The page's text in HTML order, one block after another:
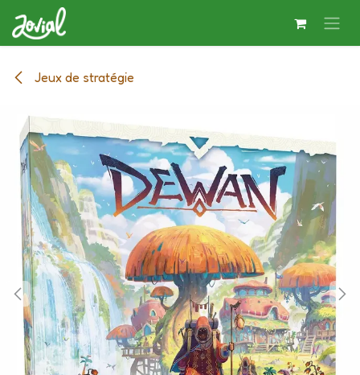
Se rendre au contenu
Jeux de stratégie